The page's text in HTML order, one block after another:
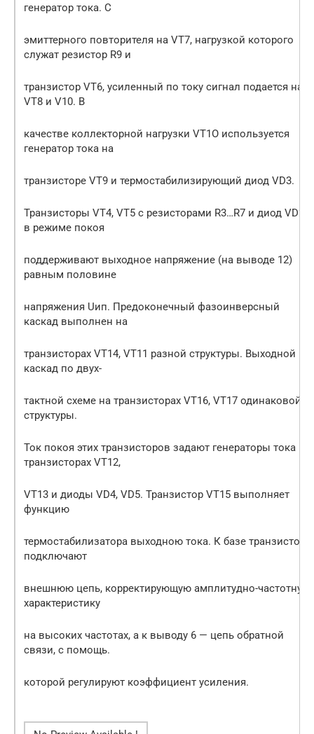
генератор тока. С
эмиттерного повторителя на VT7, нагрузкой которого
служат резистор R9 и
транзистор VT6, усиленный по току сигнал подается на
VT8 и V10. В
качестве коллекторной нагрузки VT1O используется
генератор тока на
транзисторе VT9 и термостабилизирующий диод VD3.
Транзисторы VT4, VT5 с резисторами R3…R7 и диод VD2
в режиме покоя
поддерживают выходное напряжение (на выводе 12)
равным половине
напряжения Uип. Предоконечный фазоинверсный
каскад выполнен на
транзисторах VT14, VT11 разной структуры. Выходной
каскад по двух-
тактной схеме на транзисторах VT16, VT17 одинаковой
структуры.
Ток покоя этих транзисторов задают генераторы тока на
транзисторах VT12,
VT13 и диоды VD4, VD5. Транзистор VT15 выполняет
функцию
термостабилизатора выходною тока. К базе транзистора
подключают
внешнюю цепь, корректирующую амплитудно-частотную
характеристику
на высоких частотах, а к выводу 6 — цепь обратной
связи, с помощь.
которой регулируют коэффициент усиления.